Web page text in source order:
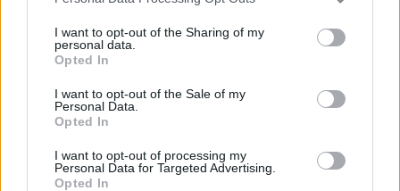
I want to opt-out of the Sharing of my
personal data.
Opted In
I want to opt-out of the Sale of my
Personal Data.
Opted In
I want to opt-out of processing my
Personal Data for Targeted Advertising.
Opted In
elektromos repülőjáratok Európában
KÖZLEKEDÉS
Történelmi aszály sújtja Nagy-
Britanniát is